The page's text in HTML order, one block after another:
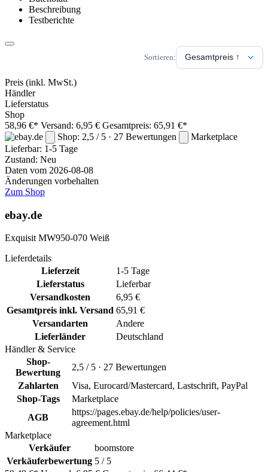
Beschreibung
Testberichte
Sortieren:
Preis (inkl. MwSt.)
Händler
Lieferstatus
Shop
58,96 €* Versand: 6,95 € Gesamtpreis: 65,91 €*
Shop: 2,5 / 5 · 27 Bewertungen
Marketplace
Lieferbar: 1-5 Tage
Zustand: Neu
Daten vom 2026-08-08
Änderungen vorbehalten
Zum Shop
ebay.de
Exquisit MW950-070 Weiß
Lieferdetails
Lieferzeit
1-5 Tage
Lieferstatus
Lieferbar
Versandkosten
6,95 €
Gesamtpreis inkl. Versand 65,91 €
Versandarten
Andere
Lieferländer
Deutschland
Händler & Service
Shop-
Bewertung
2,5 / 5 · 27 Bewertungen
Zahlarten
Visa, Eurocard/Mastercard, Lastschrift, PayPal
Shop-Tags
Marketplace
AGB
https://pages.ebay.de/help/policies/user-
agreement.html
Marketplace
Verkäufer
boomstore
Verkäuferbewertung 5 / 5